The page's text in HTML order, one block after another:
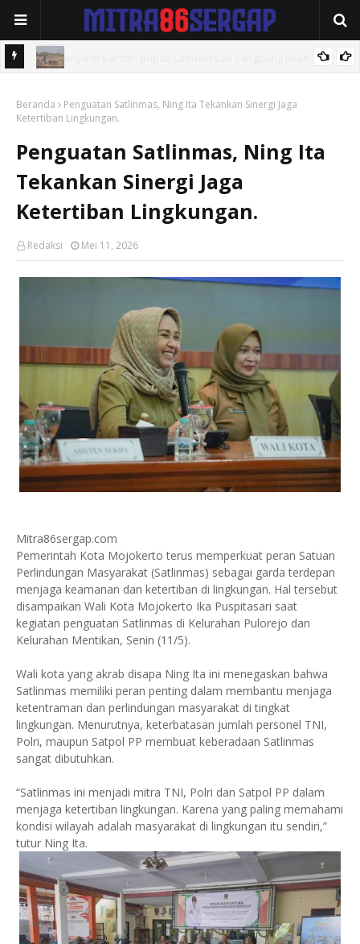
Penegak Hukum Bungkam.
Beranda
Penguatan Satlinmas, Ning Ita Tekankan Sinergi Jaga
Ketertiban Lingkungan.
Penguatan Satlinmas, Ning Ita
Tekankan Sinergi Jaga
Ketertiban Lingkungan.
Redaksi Mei 11, 2026
Mitra86sergap.com
Pemerintah Kota Mojokerto terus memperkuat peran Satuan
Perlindungan Masyarakat (Satlinmas) sebagai garda terdepan
menjaga keamanan dan ketertiban di lingkungan. Hal tersebut
disampaikan Wali Kota Mojokerto Ika Puspitasari saat
kegiatan penguatan Satlinmas di Kelurahan Pulorejo dan
Kelurahan Mentikan, Senin (11/5).
Wali kota yang akrab disapa Ning Ita ini menegaskan bahwa
Satlinmas memiliki peran penting dalam membantu menjaga
ketentraman dan perlindungan masyarakat di tingkat
lingkungan. Menurutnya, keterbatasan jumlah personel TNI,
Polri, maupun Satpol PP membuat keberadaan Satlinmas
sangat dibutuhkan.
“Satlinmas ini menjadi mitra TNI, Polri dan Satpol PP dalam
menjaga ketertiban lingkungan. Karena yang paling memahami
kondisi wilayah adalah masyarakat di lingkungan itu sendiri,”
tutur Ning Ita.